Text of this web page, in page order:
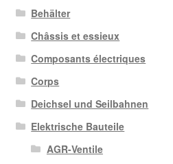
Behälter
Châssis et essieux
Composants électriques
Corps
Deichsel und Seilbahnen
Elektrische Bauteile
AGR-Ventile